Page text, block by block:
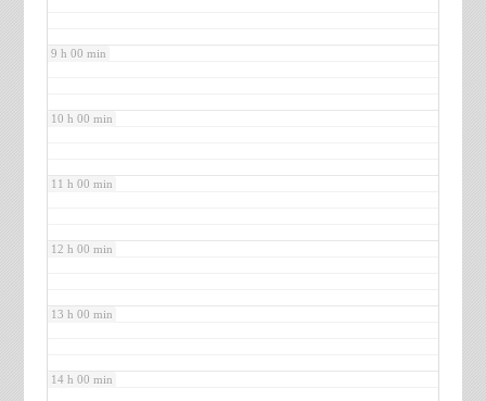
9 h 00 min
10 h 00 min
11 h 00 min
12 h 00 min
13 h 00 min
14 h 00 min